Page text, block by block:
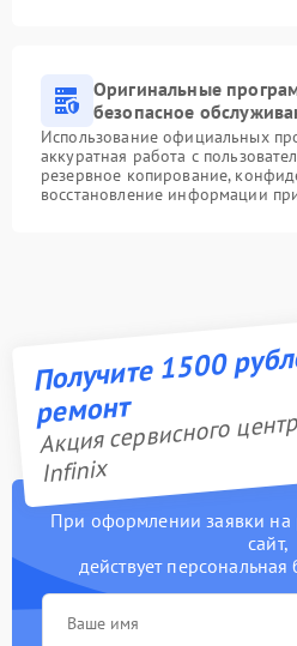
Оригинальные
безопасное
Использование официальных
аккуратная работа с
резервное копирование,
восстановление информации
Получите 1500
ремонт
Акция сервисного
Infinix
При оформлении заявки на
сайт,
действует